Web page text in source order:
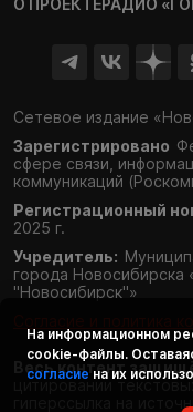
О ПРОЕКТЕРАДИО
Сетевое издание
Зарегистрировано
сфере связи,
коммуникаций
Регистрационный
2025 г.
Учредитель:
города Новосибирска
"Новосибирск"»
Весь контент
цитировании
гиперссылка на
На информационном
cookie-файлы.
согласие на их